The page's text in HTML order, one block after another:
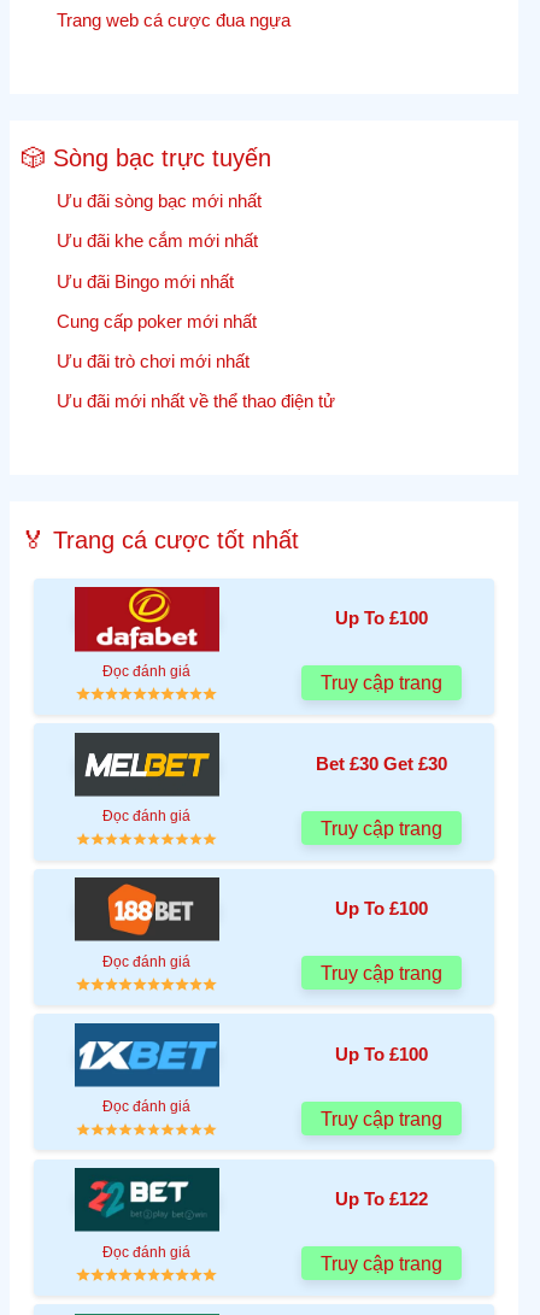
Trang web cá cược đua ngựa
🎲 Sòng bạc trực tuyến
Ưu đãi sòng bạc mới nhất
Ưu đãi khe cắm mới nhất
Ưu đãi Bingo mới nhất
Cung cấp poker mới nhất
Ưu đãi trò chơi mới nhất
Ưu đãi mới nhất về thể thao điện tử
🏅 Trang cá cược tốt nhất
Up To £100
Đọc đánh giá
Truy cập trang
Bet £30 Get £30
Đọc đánh giá
Truy cập trang
Up To £100
Đọc đánh giá
Truy cập trang
Up To £100
Đọc đánh giá
Truy cập trang
Up To £122
Đọc đánh giá
Truy cập trang